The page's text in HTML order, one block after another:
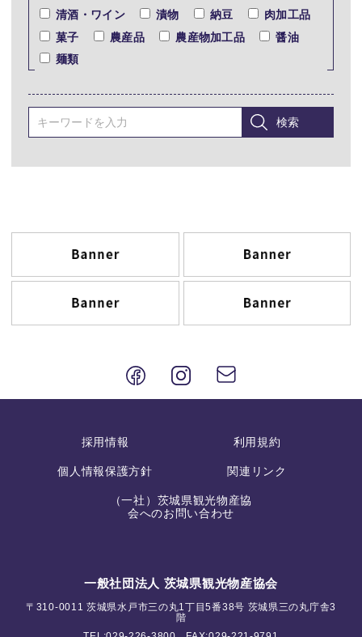
清酒・ワイン
漬物 納豆
肉加工品
菓子
農産品 農産物加工品
醤油
麺類
採用情報 利用規約
個人情報保護方針 関連リンク
（一社）茨城県観光物産協
会へのお問い合わせ
一般社団法人 茨城県観光物産協会
〒310-0011 茨城県水戸市三の丸1丁目5番38号 茨城県三の丸庁舎3
階